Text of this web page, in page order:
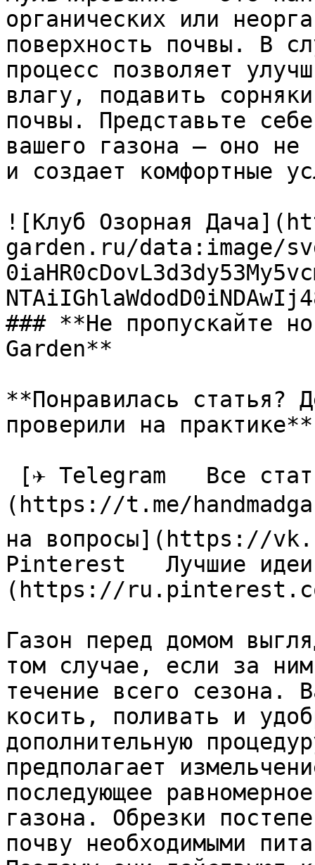
органических или
поверхность почвы. В
процесс позволяет
влагу, подавить
почвы. Представьте
вашего газона — оно не
и создает комфортные
![Клуб Озорная
garden.ru/data:image/
### **Не пропускайте
Garden**
**Понравилась статья?
проверили на практике**
(https://t.me/
на вопросы](https://
Pinterest   Лучшие
(https://
Газон перед домом
том случае, если за
течение всего сезона.
косить, поливать и
дополнительную
предполагает
последующее
газона. Обрезки
почву необходимыми